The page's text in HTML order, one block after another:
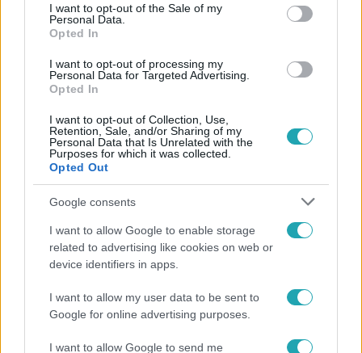
consent section.
I want to opt-out of the Sale of my
Personal Data.
Opted In
I want to opt-out of processing my
Personal Data for Targeted Advertising.
Opted In
I want to opt-out of Collection, Use,
Retention, Sale, and/or Sharing of my
Personal Data that Is Unrelated with the
Purposes for which it was collected.
Opted Out
Google consents
I want to allow Google to enable storage
related to advertising like cookies on web or
device identifiers in apps.
I want to allow my user data to be sent to
Google for online advertising purposes.
I want to allow Google to send me
HÍRADÓ #
SZAKÁCS ISTVÁN #TERRORCSELEKMÉNY
RENDŐRSÉG # ORBÁN VIKTOR # FIDESZ
INFLUENSZER
Népszerű